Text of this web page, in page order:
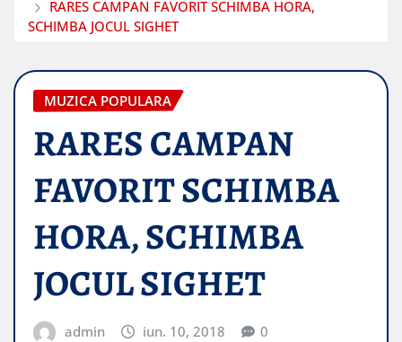
RARES CAMPAN FAVORIT SCHIMBA HORA,
SCHIMBA JOCUL SIGHET
MUZICA POPULARA
RARES CAMPAN
FAVORIT SCHIMBA
HORA, SCHIMBA
JOCUL SIGHET
admin iun. 10, 2018 0